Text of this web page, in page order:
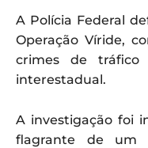
A Polícia Federal
Operação Víride,
crimes de tráfico
interestadual.
A investigação foi
flagrante de um